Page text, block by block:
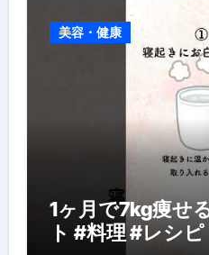
美容・健康
1ヶ月で7kg痩せ
ト #料理 #レシピ